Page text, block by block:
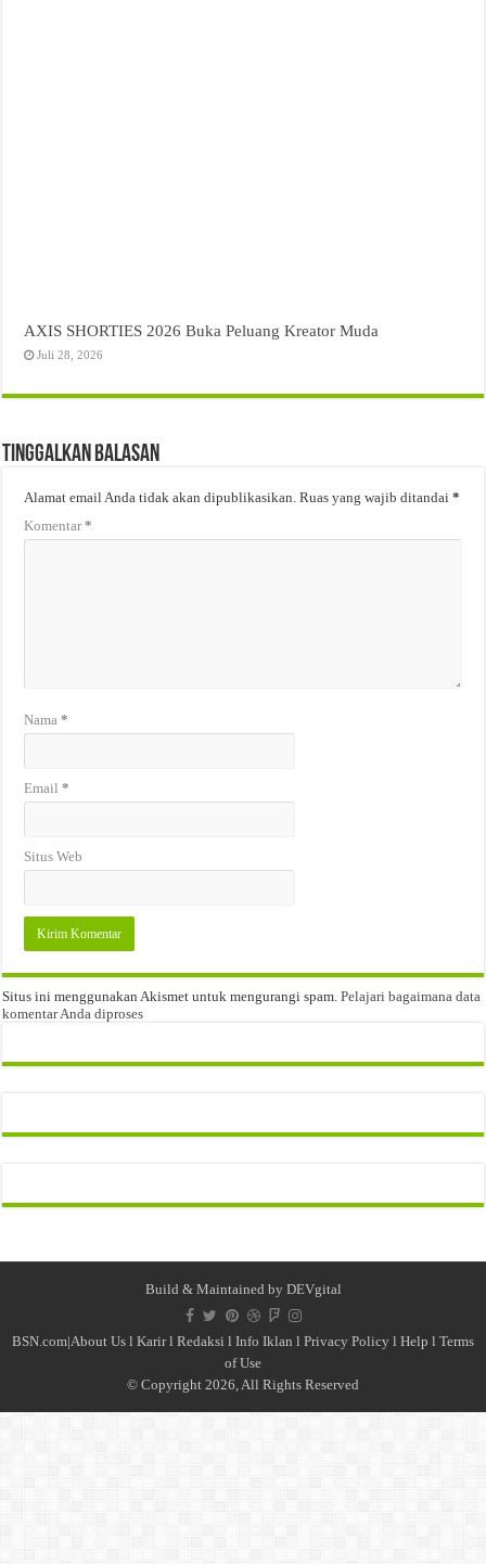
AXIS SHORTIES 2026 Buka Peluang Kreator Muda
Juli 28, 2026
Tinggalkan Balasan
Alamat email Anda tidak akan dipublikasikan. Ruas yang wajib ditandai*
Komentar*
Nama*
Email*
Situs Web
Situs ini menggunakan Akismet untuk mengurangi spam.Pelajari bagaimana data
komentar Anda diproses
Build & Maintained by DEVgital
BSN.com|About Us l Karirl Redaksi l Info Iklan l Privacy Policy l Help l Terms
of Use
© Copyright 2026, All Rights Reserved